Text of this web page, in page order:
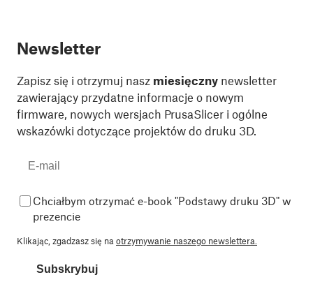
Newsletter
Zapisz się i otrzymuj nasz miesięczny newsletter
zawierający przydatne informacje o nowym
firmware, nowych wersjach PrusaSlicer i ogólne
wskazówki dotyczące projektów do druku 3D.
Chciałbym otrzymać e-book "Podstawy druku 3D" w
prezencie
Klikając, zgadzasz się na otrzymywanie naszego newslettera.
Subskrybuj